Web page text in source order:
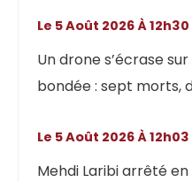
Un drone s’écrase
bondée : sept morts,
Le 5 Août 2026 À 12h30
Mehdi Laribi arrêté
Le 5 Août 2026 À 12h03